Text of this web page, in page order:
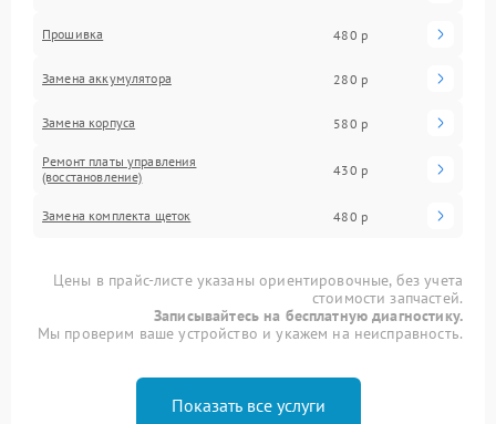
Прошивка 480 р
Замена аккумулятора 280 р
Замена корпуса 580 р
Ремонт платы управления
(восстановление)
430 р
Замена комплекта щеток 480 р
Цены в прайс-листе указаны ориентировочные, без учета
стоимости запчастей.
Записывайтесь на бесплатную диагностику.
Мы проверим ваше устройство и укажем на неисправность.
Показать все услуги